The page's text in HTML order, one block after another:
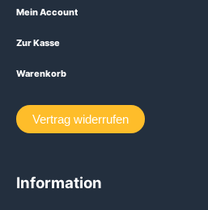
Mein Account
Zur Kasse
Warenkorb
Vertrag widerrufen
Information